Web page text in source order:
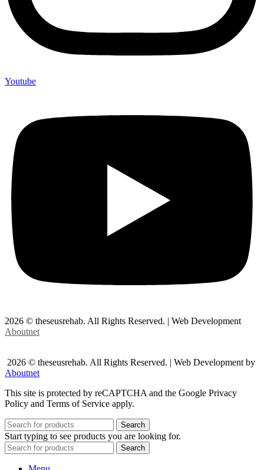
Youtube
2026 © theseusrehab. All Rights Reserved. | Web Development
Aboutnet
2026 © theseusrehab. All Rights Reserved. | Web Development by
Aboutnet
This site is protected by reCAPTCHA and the Google Privacy
Policy and Terms of Service apply.
Search
Start typing to see products you are looking for.
Search